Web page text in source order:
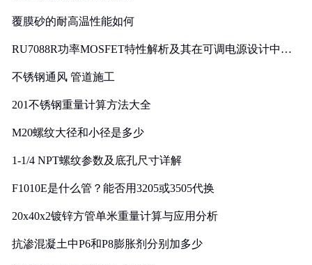
覆膜砂的耐高温性能如何
RU7088R功率MOSFET特性解析及其在可调电源设计中的
不锈钢通风 管道施工
201不锈钢重量计算方法大全
M20螺纹大径和小径是多少
1-1/4 NPT螺纹参数及底孔尺寸详解
F1010E是什么管？能否用3205或3505代换
20x40x2镀锌方管单米重量计算与应用分析
抗渗混凝土中P6和P8膨胀剂分别加多少